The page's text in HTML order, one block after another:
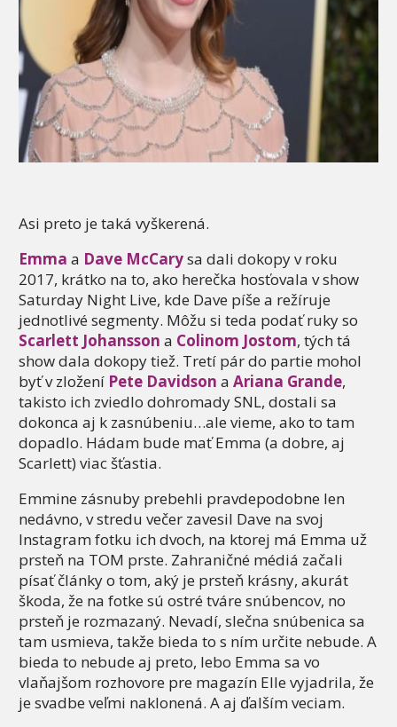
Asi preto je taká vyškerená.
Emma a Dave McCarysa dali dokopy v roku
2017, krátko na to, ako herečka hosťovala v show
Saturday Night Live, kde Dave píše a režíruje
jednotlivé segmenty. Môžu si teda podať ruky so
Scarlett Johansson a Colinom Jostom, tých tá
show dala dokopy tiež. Tretí pár do partie mohol
byť v zložení Pete Davidson a Ariana Grande,
takisto ich zviedlo dohromady SNL, dostali sa
dokonca aj k zasnúbeniu…ale vieme, ako to tam
dopadlo. Hádam bude mať Emma (a dobre, aj
Scarlett) viac šťastia.
Emmine zásnuby prebehli pravdepodobne len
nedávno, v stredu večer zavesil Dave na svoj
Instagram fotku ich dvoch, na ktorej má Emma už
prsteň na TOM prste. Zahraničné médiá začali
písať články o tom, aký je prsteň krásny, akurát
škoda, že na fotke sú ostré tváre snúbencov, no
prsteň je rozmazaný. Nevadí, slečna snúbenica sa
tam usmieva, takže bieda to s ním určite nebude. A
bieda to nebude aj preto, lebo Emma sa vo
vlaňajšom rozhovore pre magazín Elle vyjadrila, že
je svadbe veľmi naklonená. A aj ďalším veciam.